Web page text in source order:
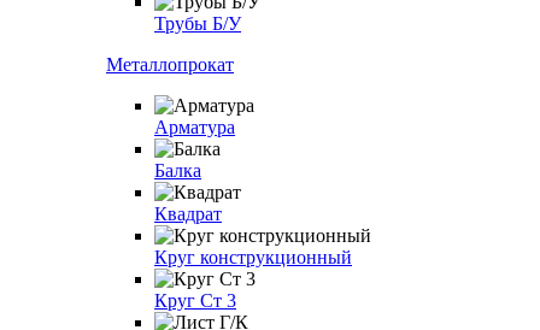
Трубы Б/У
Металлопрокат
Арматура
Балка
Квадрат
Круг конструкционный
Круг Ст 3